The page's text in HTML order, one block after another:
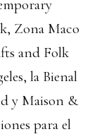
Zona Maco
and Folk
la Bienal
y Maison &
para el